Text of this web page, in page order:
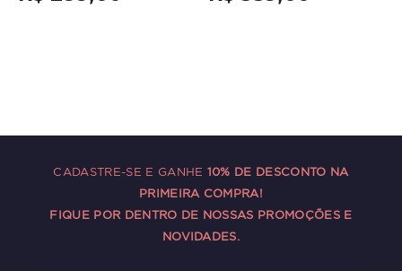
CADASTRE-SE E GANHE 10% DE DESCONTO NA
PRIMEIRA COMPRA!
FIQUE POR DENTRO DE NOSSAS PROMOÇÕES E
NOVIDADES.